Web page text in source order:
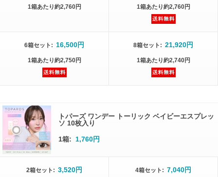
1箱あたり約2,760円 1箱あたり約2,760円
6箱セット : 16,500円
1箱あたり約2,750円
8箱セット : 21,920円
1箱あたり約2,740円
トパーズ ワンデー トーリック ベイビーエスプレッ
ソ 10枚入り
1箱: 1,760円
2箱セット : 3,520円 4箱セット : 7,040円